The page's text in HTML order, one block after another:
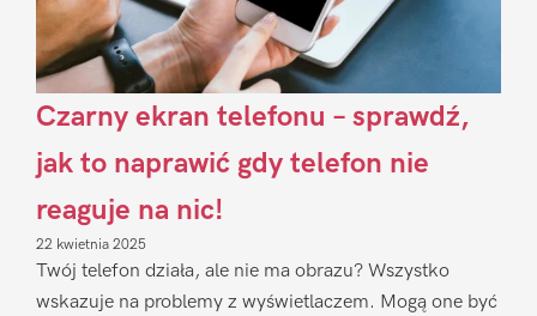
Czarny ekran telefonu – sprawdź,
jak to naprawić gdy telefon nie
reaguje na nic!
22 kwietnia 2025
Twój telefon działa, ale nie ma obrazu? Wszystko
wskazuje na problemy z wyświetlaczem. Mogą one być